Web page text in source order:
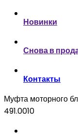
Новинки
Снова в
Контакты
Муфта моторного
491.0010